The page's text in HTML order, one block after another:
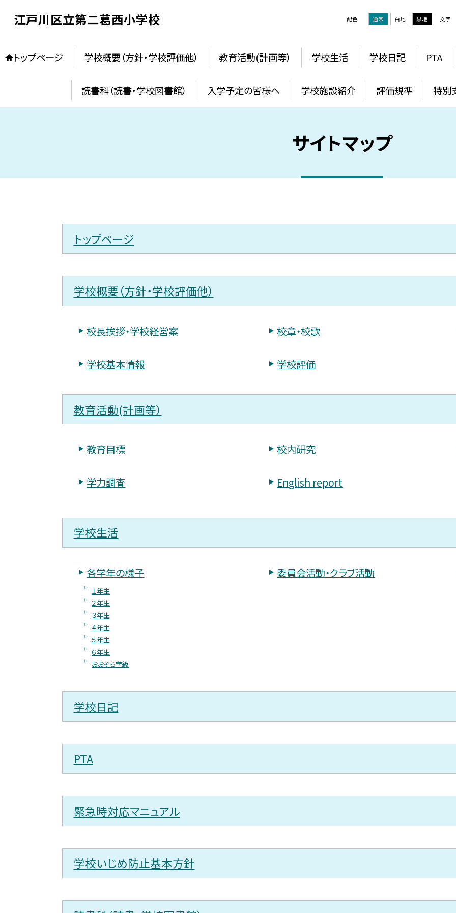
江戸川区立第二葛西小学校 配色 通常 白地 黒地 文字
トップページ 学校概要（方針・学校評価他） 教育活動(計画等） 学校生活 学校日記 PTA
読書科（読書・学校図書館） 入学予定の皆様へ 学校施設紹介 評価規準 特別
サイトマップ
トップページ
学校概要（方針・学校評価他）
校長挨拶・学校経営案 校章・校歌
学校基本情報 学校評価
教育活動(計画等）
教育目標 校内研究
学力調査 English report
学校生活
各学年の様子
１年生
２年生
３年生
４年生
５年生
６年生
おおぞら学級
委員会活動・クラブ活動
学校日記
PTA
緊急時対応マニュアル
学校いじめ防止基本方針